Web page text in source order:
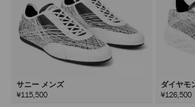
サニー メンズ
¥115,500
ダイヤモ
¥126,500